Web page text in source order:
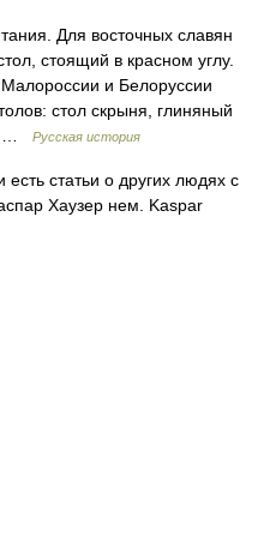
Для восточных славян
стоящий в красном углу.
и Белоруссии
стол скрыня, глиняный
…
Русская история
статьи о других людях с
Хаузер нем. Kaspar